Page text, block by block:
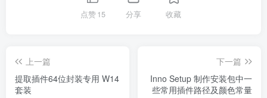
点赞15 分享 收藏
上一篇
提取插件64位封装专用 W14
套装
下一篇
Inno Setup 制作安装包中一
些常用插件路径及颜色常量